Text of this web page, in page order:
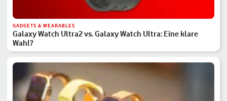
GADGETS & WEARABLES
Galaxy Watch Ultra2 vs. Galaxy Watch Ultra: Eine klare
Wahl?